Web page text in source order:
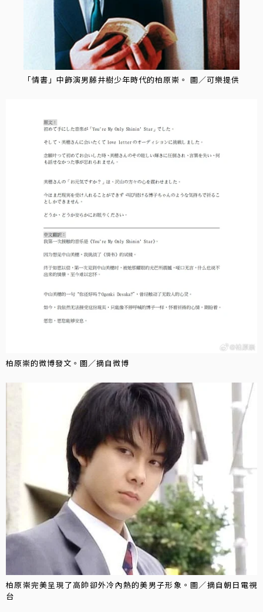
「情書」中飾演男藤井樹少年時代的柏原崇。 圖／可樂提供
柏原崇的微博發文。圖／摘自微博
柏原崇完美呈現了高帥卻外冷內熱的美男子形象。圖／摘自朝日電視
台